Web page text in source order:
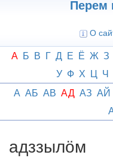
Перем
О
А Б В Г Д Е Ё Ж З
У Ф Х Ц Ч
А АБ АВ АД АЗ АЙ
адззылӧм